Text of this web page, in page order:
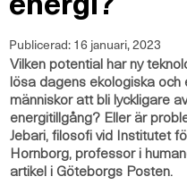
Publicerad:16 januari, 2023
Vilken potential har ny
lösa dagens ekologiska
människor att bli lyckligare
energitillgång? Eller är
Jebari, filosofi vid Institutet
Hornborg, professor i
artikel i Göteborgs Posten.